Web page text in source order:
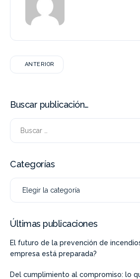
ANTERIOR
Buscar publicación…
Categorías
Últimas publicaciones
El futuro de la prevención de
empresa está preparada?
Del cumplimiento al compromiso: lo